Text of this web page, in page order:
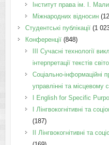
Інститут права ім. І.
Міжнародних відносин
Студентські публікації(1
Конференції(848)
III Сучасні технології
інтерпретації текстів
Соціально-інформаційні
управлінні та місцевому
І English for Specific
I Лінгвокогнітивні та
(187)
IІ Лінгвокогнітивні та